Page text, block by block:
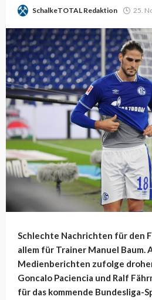
SchalkeTOTAL Redaktion 25.
Schlechte Nachrichten für den
allem für Trainer Manuel Baum.
Medienberichten zufolge
Goncalo Paciencia und Ralf
für das kommende Bundesliga-